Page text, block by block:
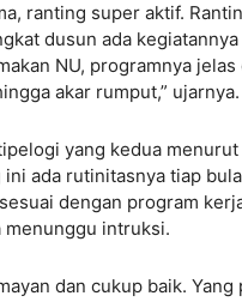
ranting super aktif.
dusun ada kegiatannya
NU, programnya
akar rumput,” ujarnya.
yang kedua
ini ada rutinitasnya tiap
dengan program
menunggu intruksi.
dan cukup baik.